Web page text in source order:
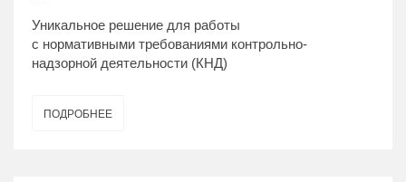
Уникальное решение для работы
с нормативными требованиями контрольно-
надзорной деятельности (КНД)
ПОДРОБНЕЕ